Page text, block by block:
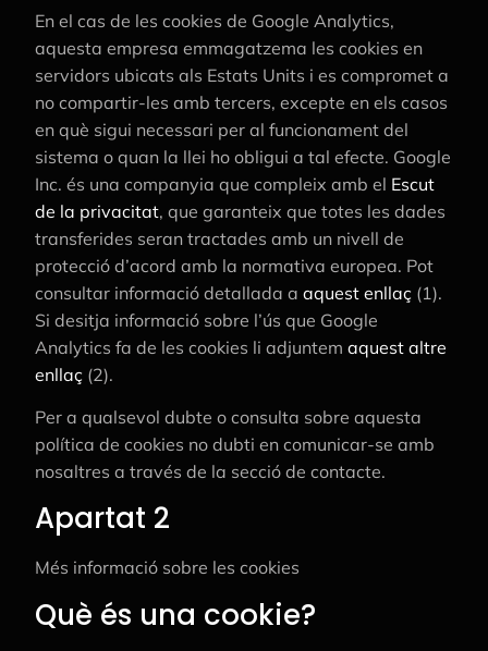
En el cas de les cookies de Google Analytics,
aquesta empresa emmagatzema les cookies en
servidors ubicats als Estats Units i es compromet a
no compartir-les amb tercers, excepte en els casos
en què sigui necessari per al funcionament del
sistema o quan la llei ho obligui a tal efecte. Google
Inc. és una companyia que compleix amb el Escut
de la privacitat, que garanteix que totes les dades
transferides seran tractades amb un nivell de
protecció d’acord amb la normativa europea. Pot
consultar informació detallada a aquest enllaç (1).
Si desitja informació sobre l’ús que Google
Analytics fa de les cookies li adjuntem aquest altre
enllaç (2).
Per a qualsevol dubte o consulta sobre aquesta
política de cookies no dubti en comunicar-se amb
nosaltres a través de la secció de contacte.
Apartat 2
Més informació sobre les cookies
Què és una cookie?